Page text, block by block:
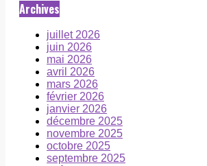
Archives
juillet 2026
juin 2026
mai 2026
avril 2026
mars 2026
février 2026
janvier 2026
décembre 2025
novembre 2025
octobre 2025
septembre 2025